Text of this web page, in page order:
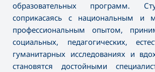
образовательных программ.
соприкасаясь с национальным и
профессиональным опытом,
социальных, педагогических,
гуманитарных исследованиях и
становятся достойными